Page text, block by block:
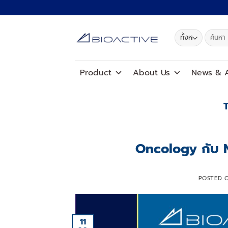
ไป
ค้นหา:
Product About Us News &
Oncology กับ
POSTED
11